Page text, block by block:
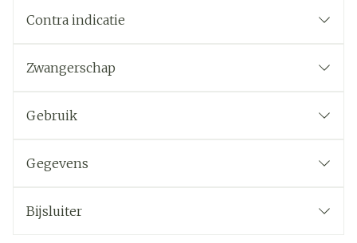
Contra indicatie
Zwangerschap
Gebruik
Gegevens
Bijsluiter